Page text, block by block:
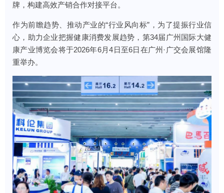
牌，构建高效产销合作对接平台。
作为前瞻趋势、推动产业的“行业风向标”，为了提振行业信
心，助力企业把握健康消费发展趋势，第34届广州国际大健
康产业博览会将于2026年6月4日至6日在广州·广交会展馆隆
重举办。